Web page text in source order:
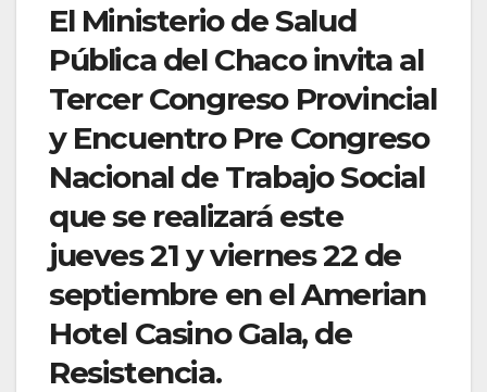
El Ministerio de Salud
Pública del Chaco invita al
Tercer Congreso Provincial
y Encuentro Pre Congreso
Nacional de Trabajo Social
que se realizará este
jueves 21 y viernes 22 de
septiembre en el Amerian
Hotel Casino Gala, de
Resistencia.